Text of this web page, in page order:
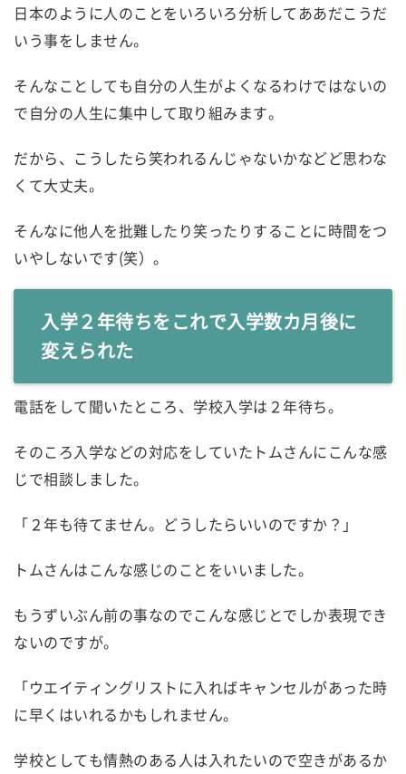
日本のように人のことをいろいろ分析してああだこうだ
いう事をしません。
そんなことしても自分の人生がよくなるわけではないの
で自分の人生に集中して取り組みます。
だから、こうしたら笑われるんじゃないかなどど思わな
くて大丈夫。
そんなに他人を批難したり笑ったりすることに時間をつ
いやしないです(笑）。
入学２年待ちをこれで入学数カ月後に
変えられた
電話をして聞いたところ、学校入学は２年待ち。
そのころ入学などの対応をしていたトムさんにこんな感
じで相談しました。
「２年も待てません。どうしたらいいのですか？」
トムさんはこんな感じのことをいいました。
もうずいぶん前の事なのでこんな感じとでしか表現でき
ないのですが。
「ウエイティングリストに入ればキャンセルがあった時
に早くはいれるかもしれません。
学校としても情熱のある人は入れたいので空きがあるか